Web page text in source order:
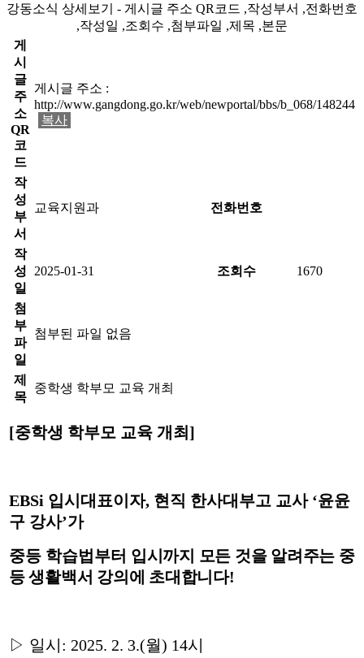
강동소식 상세보기 - 게시글 주소 QR코드 ,작성부서 ,전화번호
,작성일 ,조회수 ,첨부파일 ,제목 ,본문
게
시
글
주
소
QR
코
드
게시글 주소 :
http://www.gangdong.go.kr/web/newportal/bbs/b_068/148244
복사
작
성
부
서
교육지원과 전화번호
작
성
일
2025-01-31 조회수 1670
첨
부
파
일
첨부된 파일 없음
제
목
중학생 학부모 교육 개최
[중학생 학부모 교육 개최]
EBSi 입시대표이자, 현직 한사대부고 교사 ‘윤윤
구 강사’가
중등 학습법부터 입시까지 모든 것을 알려주는 중
등 생활백서 강의에 초대합니다!
▷ 일시: 2025. 2. 3.(월) 14시